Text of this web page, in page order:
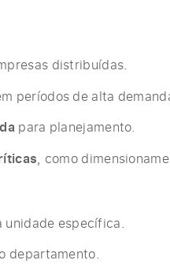
distribuídas.
períodos de alta
para planejamento.
, como
unidade específica.
departamento.